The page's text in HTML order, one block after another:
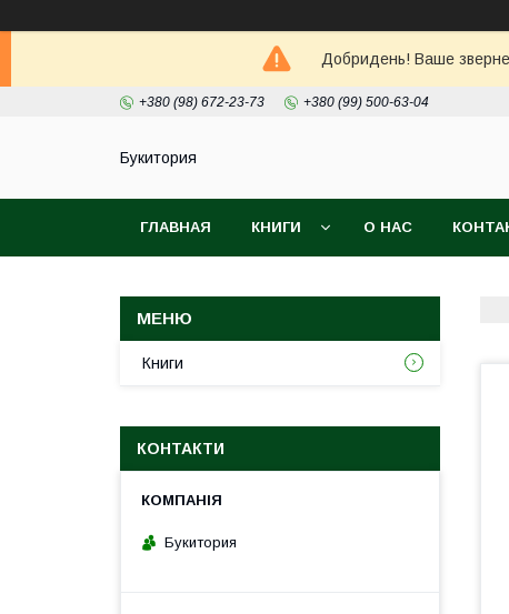
Добридень! Ваше
+380 (98) 672-23-73 +380 (99) 500-63-04
Букитория
ГЛАВНАЯ КНИГИ О НАС
Книги
КОНТАКТИ
Букитория